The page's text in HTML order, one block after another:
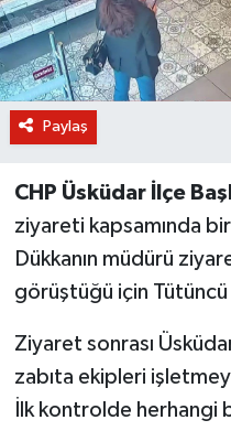
Paylaş
CHP Üsküdar İlçe
ziyareti kapsamında
Dükkanın müdürü
görüştüğü için Tütüncü
Ziyaret sonrası
zabıta ekipleri
İlk kontrolde herhangi